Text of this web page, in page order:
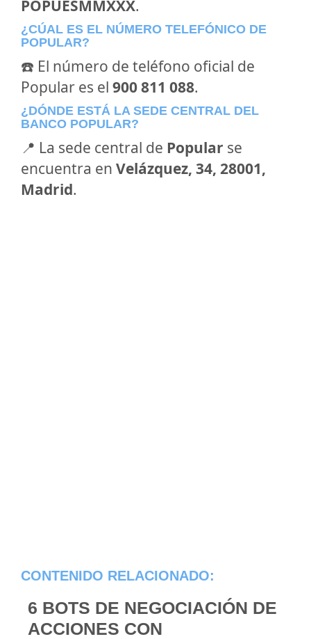
POPUESMMXXX.
¿CÚAL ES EL NÚMERO TELEFÓNICO DE
POPULAR?
☎️ El número de teléfono oficial de
Popular es el 900 811 088.
¿DÓNDE ESTÁ LA SEDE CENTRAL DEL
BANCO POPULAR?
📍 La sede central de Popular se
encuentra en Velázquez, 34, 28001,
Madrid.
CONTENIDO RELACIONADO:
6 BOTS DE NEGOCIACIÓN DE
ACCIONES CON